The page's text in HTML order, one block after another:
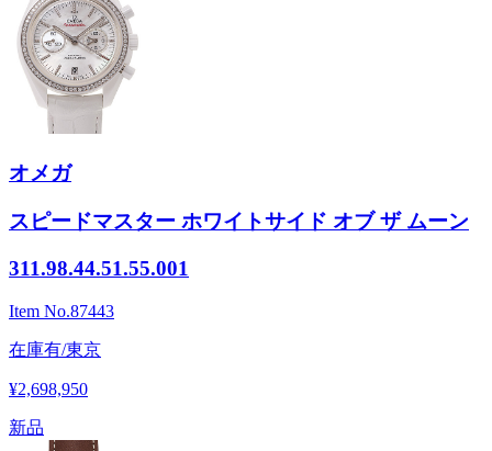
オメガ
スピードマスター ホワイトサイド オブ ザ ムーン
311.98.44.51.55.001
Item No.87443
在庫有/東京
¥2,698,950
新品